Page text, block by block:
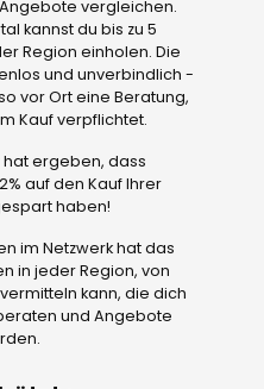
vergleichen.
kannst du bis zu 5
Region einholen. Die
und unverbindlich -
vor Ort eine Beratung,
Kauf verpflichtet.
hat ergeben, dass
auf den Kauf Ihrer
haben!
im Netzwerk hat das
in jeder Region, von
kann, die dich
und Angebote